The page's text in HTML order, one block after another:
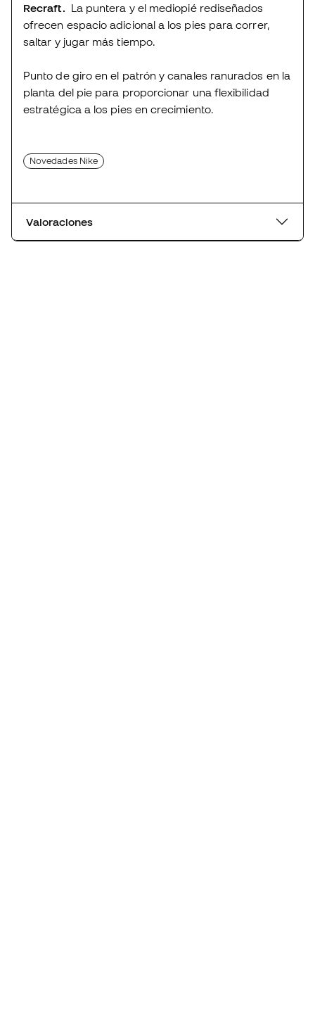
Recraft.
La puntera y el mediopié rediseñados
ofrecen espacio adicional a los pies para correr,
saltar y jugar más tiempo.
Punto de giro en el patrón y canales ranurados en la
planta del pie para proporcionar una flexibilidad
estratégica a los pies en crecimiento.
Novedades Nike
Valoraciones